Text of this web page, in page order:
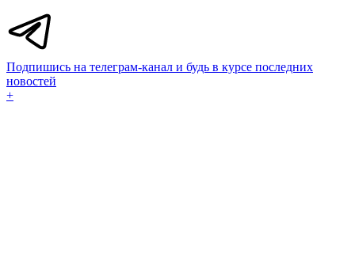
Подпишись на телеграм-канал и будь в курсе последних
новостей
+